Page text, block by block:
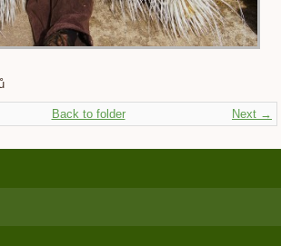
Next →
Back to folder